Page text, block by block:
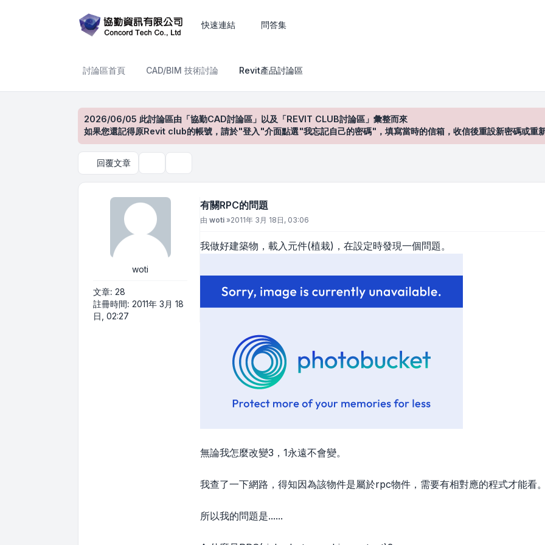
快速連結 問答集
討論區首頁 CAD/BIM 技術討論 Revit產品討論區
2026/06/05 此討論區由「協勤CAD討論區」以及「REVIT CLUB討論區」彙整而來
如果您還記得原Revit club的帳號，請於"登入"介面點選"我忘記自己的密碼"，填寫當時的信箱，收信後重設新密碼或重
回覆文章
woti
文章: 28
註冊時間: 2011年 3月 18
日, 02:27
有關RPC的問題
文章
由 woti »2011年 3月 18日, 03:06
我做好建築物，載入元件(植栽)，在設定時發現一個問題。
無論我怎麼改變3，1永遠不會變。
我查了一下網路，得知因為該物件是屬於rpc物件，需要有相對應的程式才能看
所以我的問題是......